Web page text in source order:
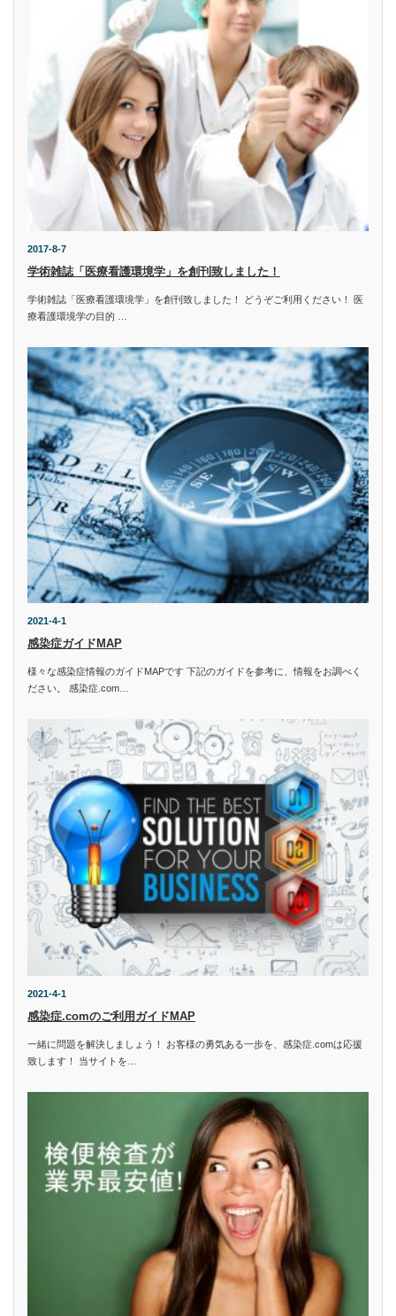
2017-8-7
学術雑誌「医療看護環境学」を創刊致しました！
学術雑誌「医療看護環境学」を創刊致しました！ どうぞご利用ください！ 医
療看護環境学の目的 …
2021-4-1
感染症ガイドMAP
様々な感染症情報のガイドMAPです 下記のガイドを参考に、情報をお調べく
ださい。 感染症.com…
2021-4-1
感染症.comのご利用ガイドMAP
一緒に問題を解決しましょう！ お客様の勇気ある一歩を、感染症.comは応援
致します！ 当サイトを…